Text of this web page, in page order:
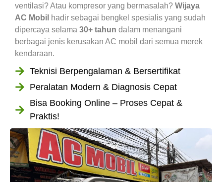
ventilasi? Atau kompresor yang bermasalah? Wijaya
AC Mobil hadir sebagai bengkel spesialis yang sudah
dipercaya selama 30+ tahun dalam menangani
berbagai jenis kerusakan AC mobil dari semua merek
kendaraan.
Teknisi Berpengalaman & Bersertifikat
Peralatan Modern & Diagnosis Cepat
Bisa Booking Online – Proses Cepat &
Praktis!